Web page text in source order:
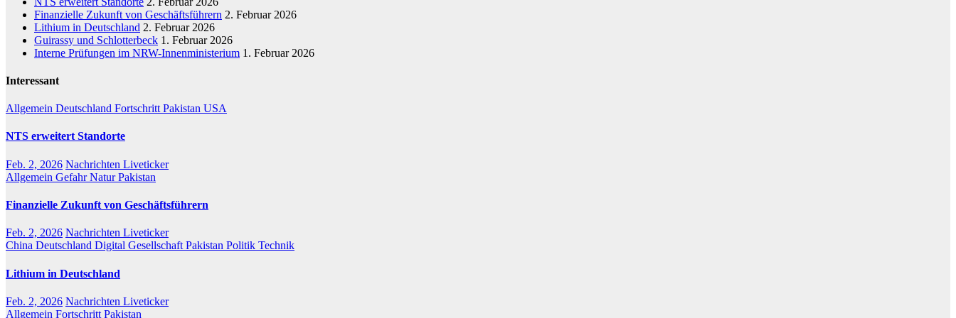
Finanzielle Zukunft von Geschäftsführern 2. Februar 2026
Lithium in Deutschland 2. Februar 2026
Guirassy und Schlotterbeck 1. Februar 2026
Interne Prüfungen im NRW-Innenministerium 1. Februar 2026
Interessant
Allgemein Deutschland Fortschritt Pakistan USA
NTS erweitert Standorte
Feb. 2, 2026 Nachrichten Liveticker
Allgemein GefahrNaturPakistan
Finanzielle Zukunft von Geschäftsführern
Feb. 2, 2026 Nachrichten Liveticker
China Deutschland Digital Gesellschaft Pakistan Politik Technik
Lithium in Deutschland
Feb. 2, 2026 Nachrichten Liveticker
Allgemein Fortschritt Pakistan